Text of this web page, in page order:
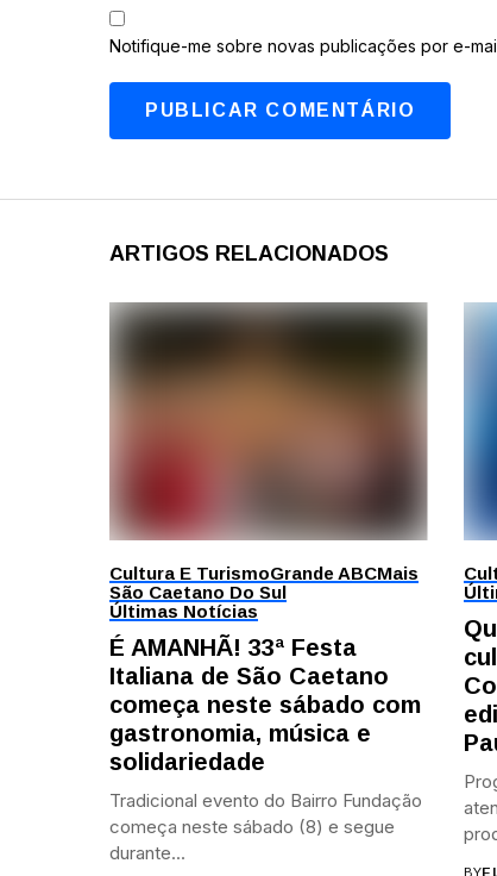
Notifique-me sobre novas publicações por e-
ARTIGOS RELACIONADOS
Cultura E TurismoGrande ABCMais
São Caetano Do Sul
Últimas Notícias
É AMANHÃ! 33ª Festa
Italiana de São Caetano
começa neste sábado com
gastronomia, música e
solidariedade
Tradicional evento do Bairro Fundação
começa neste sábado (8) e segue
durante...
BY